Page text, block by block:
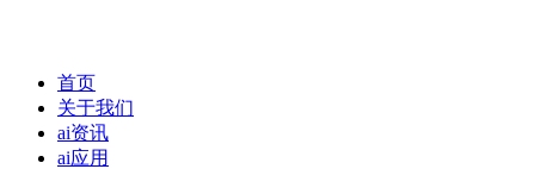
首页
关于我们
ai资讯
ai应用